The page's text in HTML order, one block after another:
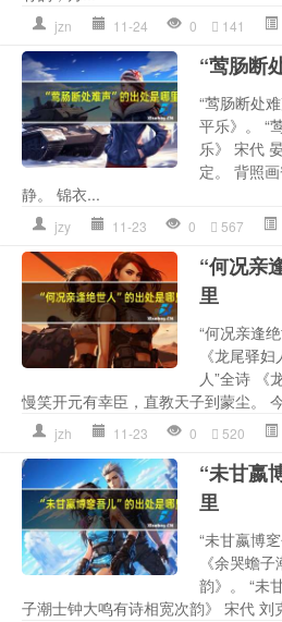
jzn 11-24 0 141
“莺肠断
“莺肠断处
平乐》。 “
乐》 宋代
定。 背照
静。 锦衣...
jzy 11-23 0 567
“何况亲
里
“何况亲逢
《龙尾驿
人”全诗 《
慢笑开元有幸臣，直教天子到蒙尘。
jzh 11-23 0 520
“未甘嬴
里
“未甘嬴博
《余哭蟾
韵》。 “未
子潮士钟大鸣有诗相宽次韵》 宋代 刘